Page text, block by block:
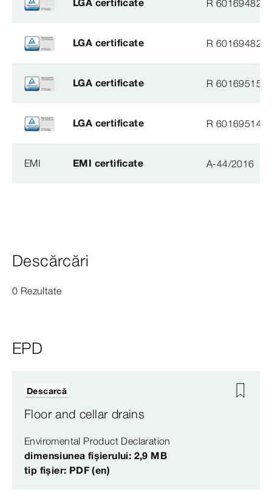
R 60169482
LGA certificate R 60169482
LGA certificate R 60169515
LGA certificate R 60169514
EMI EMI certificate A-44/2016
Descărcări
0 Rezultate
EPD
Floor and cellar drains
Enviromental Product Declaration
dimensiunea fișierului: 2,9 MB
tip fișier: PDF (en)
Descarcă